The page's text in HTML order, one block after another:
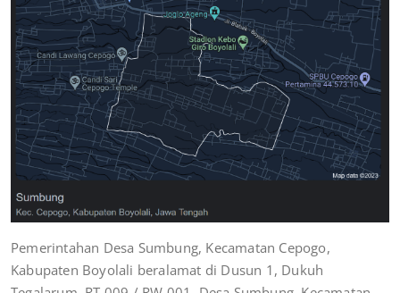
Pemerintahan Desa Sumbung, Kecamatan Cepogo,
Kabupaten Boyolali beralamat di Dusun 1, Dukuh